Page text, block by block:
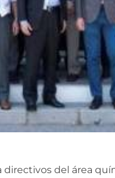
del área